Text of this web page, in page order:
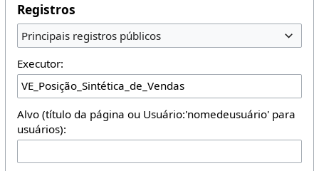
Registros
Principais registros públicos
Executor:
Alvo (título da página ou Usuário:'nomedeusuário' para
usuários):